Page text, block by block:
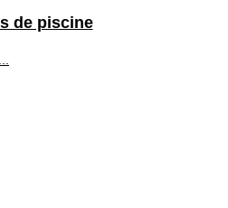
de piscine